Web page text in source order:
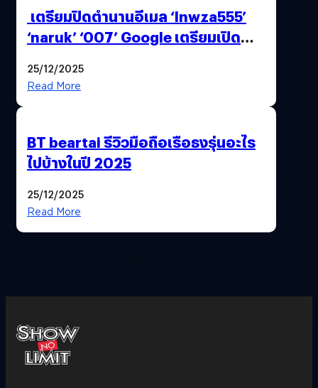
เตรียมปิดตำนานอีเมล ‘lnwza555’
‘naruk’ ‘007’ Google เตรียมเปิด
25/12/2025
Read More
BT beartai รีวิวมือถือเรือธงรุ่นอะไร
ไปบ้างในปี 2025
25/12/2025
Read More